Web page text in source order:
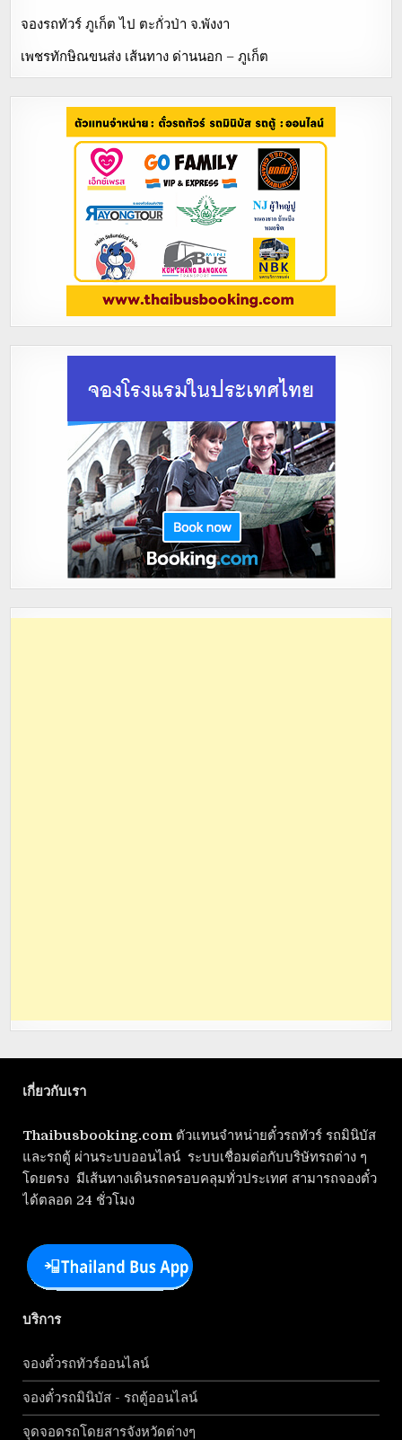
จองรถทัวร์ ภูเก็ต ไป ตะกั่วป่า จ.พังงา
เพชรทักษิณขนส่ง เส้นทาง ด่านนอก – ภูเก็ต
เกี่ยวกับเรา
Thaibusbooking.com ตัวแทนจำหน่ายตั๋วรถทัวร์ รถมินิบัส
และรถตู้ ผ่านระบบออนไลน์ ระบบเชื่อมต่อกับบริษัทรถต่าง ๆ
โดยตรง มีเส้นทางเดินรถครอบคลุมทั่วประเทศ สามารถจองตั๋ว
ได้ตลอด 24 ชั่วโมง
บริการ
จองตั๋วรถทัวร์ออนไลน์
จองตั๋วรถมินิบัส - รถตู้ออนไลน์
จุดจอดรถโดยสารจังหวัดต่างๆ